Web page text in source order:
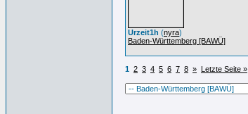
Urzeit1h (nyra)
Baden-Württemberg [BAWÜ]
1 2 3 4 5 6 7 8 » Letzte Seite »